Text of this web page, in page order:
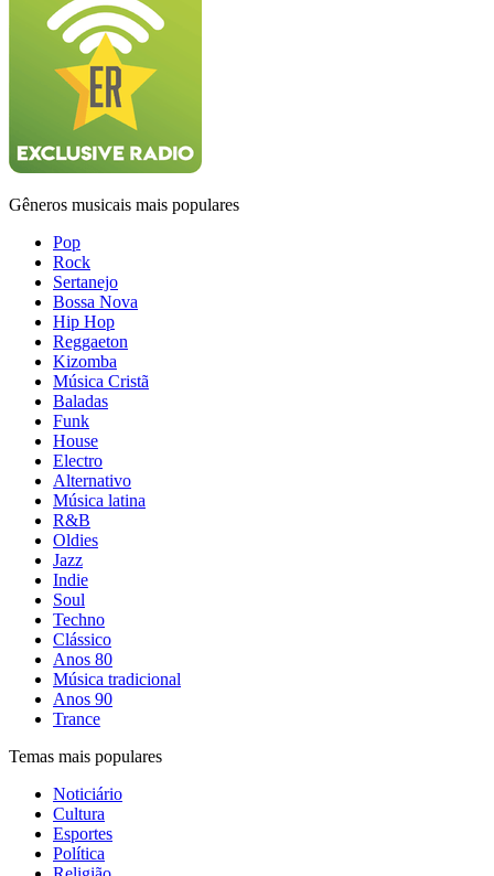
Gêneros musicais mais populares
Pop
Rock
Sertanejo
Bossa Nova
Hip Hop
Reggaeton
Kizomba
Música Cristã
Baladas
Funk
House
Electro
Alternativo
Música latina
R&B
Oldies
Jazz
Indie
Soul
Techno
Clássico
Anos 80
Música tradicional
Anos 90
Trance
Temas mais populares
Noticiário
Cultura
Esportes
Política